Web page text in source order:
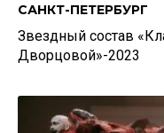
САНКТ-ПЕТЕРБУРГ
Звездный состав
Дворцовой»-2023